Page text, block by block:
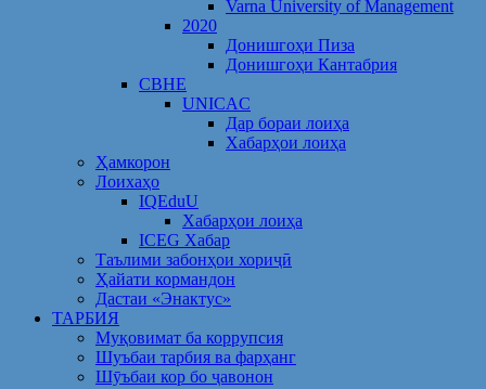
Varna University of Management
2020
Донишгоҳи Пиза
Донишгоҳи Кантабрия
CBHE
UNICAC
Дар бораи лоиҳа
Хабарҳои лоиҳа
Ҳамкорон
Лоихаҳо
IQEduU
Хабарҳои лоиҳа
ICEG Хабар
Таълими забонҳои хориҷӣ
Ҳайати кормандон
Дастаи «Энактус»
ТАРБИЯ
Муқовимат ба коррупсия
Шуъбаи тарбия ва фарҳанг
Шӯъбаи кор бо ҷавонон